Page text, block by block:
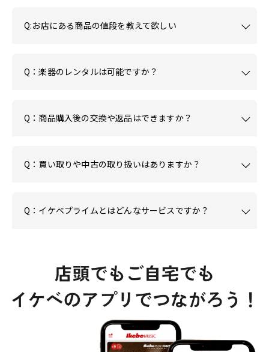
Q:お店にある商品の値段を教えて欲しい
Q：楽器のレンタルは可能ですか？
Q：商品購入後の交換や返品はできますか？
Q：買い取りや中古の取り扱いはありますか？
Q：イケベプライムとはどんなサービスですか？